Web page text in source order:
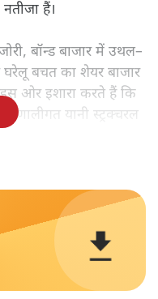
हैं।
बॉन्ड बाजार में उथल–
बचत का शेयर बाजार
ओर इशारा करते हैं कि
यानी स्ट्रक्चरल